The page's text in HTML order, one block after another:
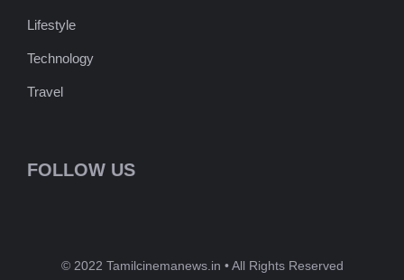
Lifestyle
Technology
Travel
FOLLOW US
© 2022 Tamilcinemanews.in • All Rights Reserved